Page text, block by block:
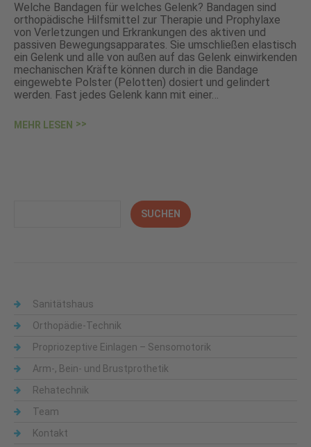
Welche Bandagen für welches Gelenk? Bandagen sind
orthopädische Hilfsmittel zur Therapie und Prophylaxe
von Verletzungen und Erkrankungen des aktiven und
passiven Bewegungsapparates. Sie umschließen elastisch
ein Gelenk und alle von außen auf das Gelenk einwirkenden
mechanischen Kräfte können durch in die Bandage
eingewebte Polster (Pelotten) dosiert und gelindert
werden. Fast jedes Gelenk kann mit einer…
MEHR LESEN
Sanitätshaus
Orthopädie-Technik
Propriozeptive Einlagen – Sensomotorik
Arm-, Bein- und Brustprothetik
Rehatechnik
Team
Kontakt